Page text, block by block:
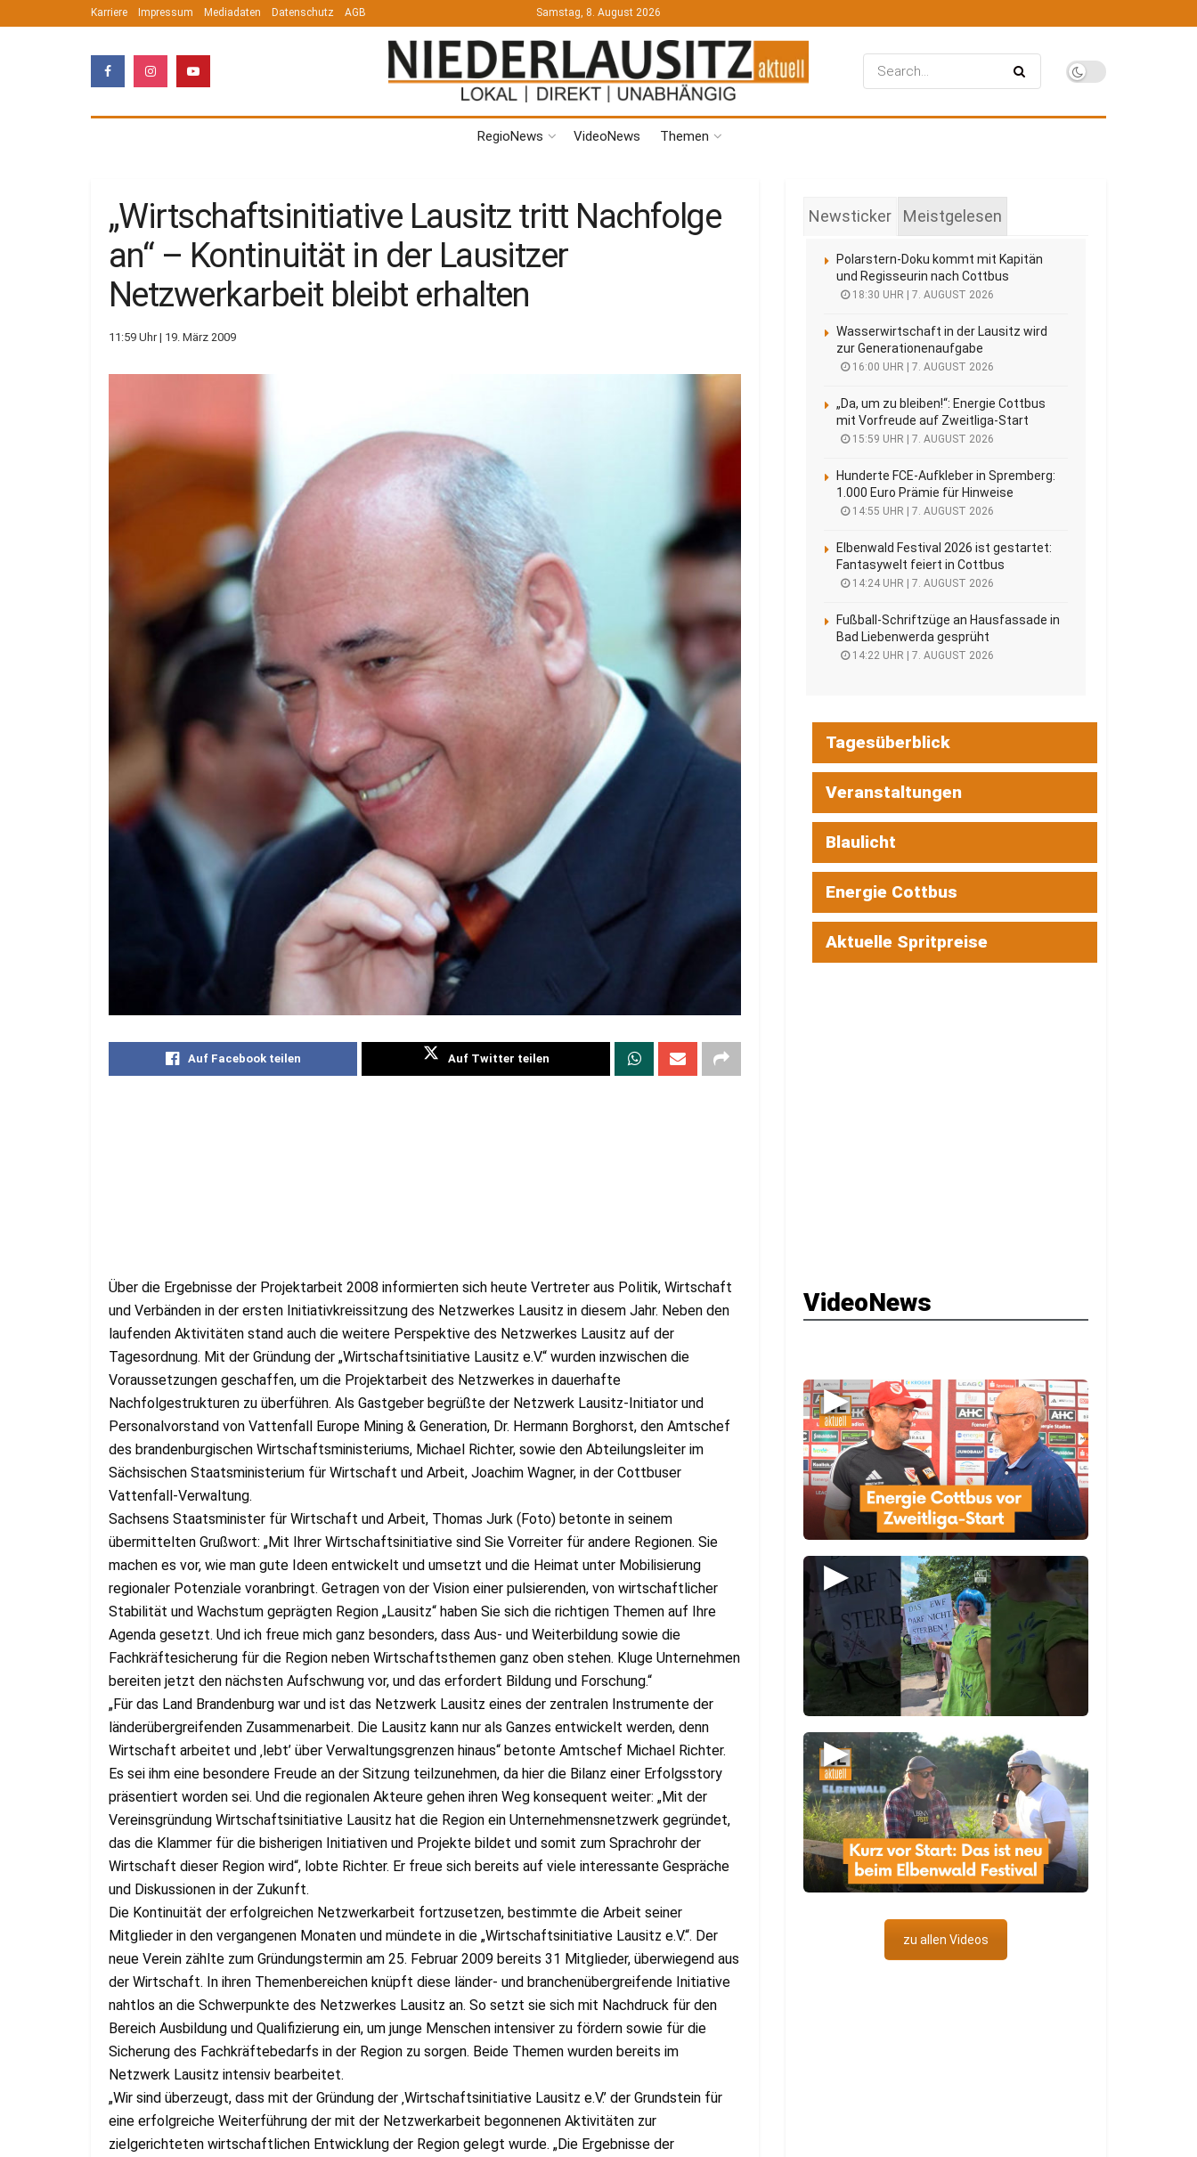
Karriere Impressum Mediadaten Datenschutz AGB Samstag, 8. August 2026
RegioNews VideoNews Themen
„Wirtschaftsinitiative Lausitz tritt Nachfolge
an“ – Kontinuität in der Lausitzer
Netzwerkarbeit bleibt erhalten
11:59 Uhr | 19. März 2009
Auf Facebook teilen Auf Twitter teilen
Über die Ergebnisse der Projektarbeit 2008 informierten sich heute Vertreter aus Politik, Wirtschaft
und Verbänden in der ersten Initiativkreissitzung des Netzwerkes Lausitz in diesem Jahr. Neben den
laufenden Aktivitäten stand auch die weitere Perspektive des Netzwerkes Lausitz auf der
Tagesordnung. Mit der Gründung der „Wirtschaftsinitiative Lausitz e.V.“ wurden inzwischen die
Voraussetzungen geschaffen, um die Projektarbeit des Netzwerkes in dauerhafte
Nachfolgestrukturen zu überführen. Als Gastgeber begrüßte der Netzwerk Lausitz-Initiator und
Personalvorstand von Vattenfall Europe Mining & Generation, Dr. Hermann Borghorst, den Amtschef
des brandenburgischen Wirtschaftsministeriums, Michael Richter, sowie den Abteilungsleiter im
Sächsischen Staatsministerium für Wirtschaft und Arbeit, Joachim Wagner, in der Cottbuser
Vattenfall-Verwaltung.
Sachsens Staatsminister für Wirtschaft und Arbeit, Thomas Jurk (Foto) betonte in seinem
übermittelten Grußwort: „Mit Ihrer Wirtschaftsinitiative sind Sie Vorreiter für andere Regionen. Sie
machen es vor, wie man gute Ideen entwickelt und umsetzt und die Heimat unter Mobilisierung
regionaler Potenziale voranbringt. Getragen von der Vision einer pulsierenden, von wirtschaftlicher
Stabilität und Wachstum geprägten Region „Lausitz“ haben Sie sich die richtigen Themen auf Ihre
Agenda gesetzt. Und ich freue mich ganz besonders, dass Aus- und Weiterbildung sowie die
Fachkräftesicherung für die Region neben Wirtschaftsthemen ganz oben stehen. Kluge Unternehmen
bereiten jetzt den nächsten Aufschwung vor, und das erfordert Bildung und Forschung.“
„Für das Land Brandenburg war und ist das Netzwerk Lausitz eines der zentralen Instrumente der
länderübergreifenden Zusammenarbeit. Die Lausitz kann nur als Ganzes entwickelt werden, denn
Wirtschaft arbeitet und ‚lebt’ über Verwaltungsgrenzen hinaus“ betonte Amtschef Michael Richter.
Es sei ihm eine besondere Freude an der Sitzung teilzunehmen, da hier die Bilanz einer Erfolgsstory
präsentiert worden sei. Und die regionalen Akteure gehen ihren Weg konsequent weiter: „Mit der
Vereinsgründung Wirtschaftsinitiative Lausitz hat die Region ein Unternehmensnetzwerk gegründet,
das die Klammer für die bisherigen Initiativen und Projekte bildet und somit zum Sprachrohr der
Wirtschaft dieser Region wird“, lobte Richter. Er freue sich bereits auf viele interessante Gespräche
und Diskussionen in der Zukunft.
Die Kontinuität der erfolgreichen Netzwerkarbeit fortzusetzen, bestimmte die Arbeit seiner
Mitglieder in den vergangenen Monaten und mündete in die „Wirtschaftsinitiative Lausitz e.V.“. Der
neue Verein zählte zum Gründungstermin am 25. Februar 2009 bereits 31 Mitglieder, überwiegend aus
der Wirtschaft. In ihren Themenbereichen knüpft diese länder- und branchenübergreifende Initiative
nahtlos an die Schwerpunkte des Netzwerkes Lausitz an. So setzt sie sich mit Nachdruck für den
Bereich Ausbildung und Qualifizierung ein, um junge Menschen intensiver zu fördern sowie für die
Sicherung des Fachkräftebedarfs in der Region zu sorgen. Beide Themen wurden bereits im
Netzwerk Lausitz intensiv bearbeitet.
„Wir sind überzeugt, dass mit der Gründung der ‚Wirtschaftsinitiative Lausitz e.V.’ der Grundstein für
eine erfolgreiche Weiterführung der mit der Netzwerkarbeit begonnenen Aktivitäten zur
zielgerichteten wirtschaftlichen Entwicklung der Region gelegt wurde. „Die Ergebnisse der
Newsticker Meistgelesen
Polarstern-Doku kommt mit Kapitän
und Regisseurin nach Cottbus
18:30 UHR | 7. AUGUST 2026
Wasserwirtschaft in der Lausitz wird
zur Generationenaufgabe
16:00 UHR | 7. AUGUST 2026
„Da, um zu bleiben!“: Energie Cottbus
mit Vorfreude auf Zweitliga-Start
15:59 UHR | 7. AUGUST 2026
Hunderte FCE-Aufkleber in Spremberg:
1.000 Euro Prämie für Hinweise
14:55 UHR | 7. AUGUST 2026
Elbenwald Festival 2026 ist gestartet:
Fantasywelt feiert in Cottbus
14:24 UHR | 7. AUGUST 2026
Fußball-Schriftzüge an Hausfassade in
Bad Liebenwerda gesprüht
14:22 UHR | 7. AUGUST 2026
Tagesüberblick
Veranstaltungen
Blaulicht
Energie Cottbus
Aktuelle Spritpreise
VideoNews
▶
▶
▶
zu allen Videos